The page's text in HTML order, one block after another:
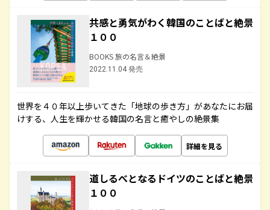
共感と勇気がわく韓国のことばと絶景
１００
BOOKS 旅の名言＆絶景
2022.11.04 発売
世界を４０年以上歩いてきた「地球の歩き方」があなたにお届
けする、人生を輝かせる韓国の名言と癒やしの絶景集
詳細を見る
道しるべとなるドイツのことばと絶景
１００